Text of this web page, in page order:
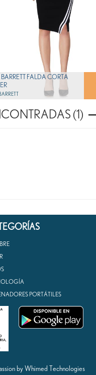
BARRETT FALDA CORTA
(1)
PORTÁTILES
by Whimed Technologies